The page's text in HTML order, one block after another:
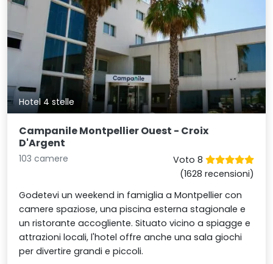
Hotel 4 stelle
Campanile Montpellier Ouest - Croix
D'Argent
103 camere
Voto 8
(1628 recensioni)
Godetevi un weekend in famiglia a Montpellier con
camere spaziose, una piscina esterna stagionale e
un ristorante accogliente. Situato vicino a spiagge e
attrazioni locali, l'hotel offre anche una sala giochi
per divertire grandi e piccoli.